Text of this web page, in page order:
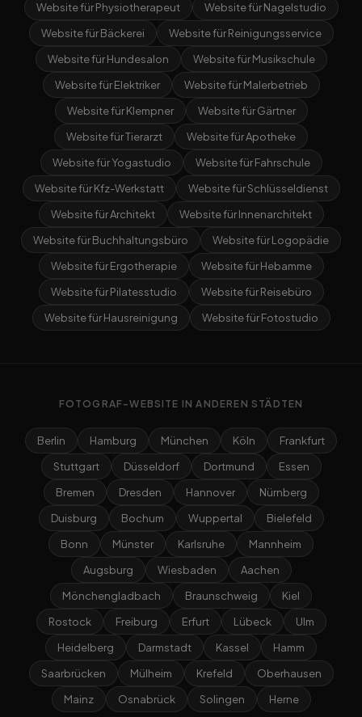
Website für Physiotherapeut
Website für Nagelstudio
Website für Bäckerei
Website für Reinigungsservice
Website für Hundesalon
Website für Musikschule
Website für Elektriker
Website für Malerbetrieb
Website für Klempner
Website für Gärtner
Website für Tierarzt
Website für Apotheke
Website für Yogastudio
Website für Fahrschule
Website für Kfz-Werkstatt
Website für Schlüsseldienst
Website für Architekt
Website für Innenarchitekt
Website für Buchhaltungsbüro
Website für Logopädie
Website für Ergotherapie
Website für Hebamme
Website für Pilatesstudio
Website für Reisebüro
Website für Hausreinigung
Website für Fotostudio
FOTOGRAF-WEBSITE IN ANDEREN STÄDTEN
Berlin Hamburg München Köln
Frankfurt
Stuttgart
Düsseldorf Dortmund
Essen
Bremen
Dresden Hannover
Nürnberg
Duisburg
Bochum Wuppertal
Bielefeld
Bonn
Münster Karlsruhe
Mannheim
Augsburg
Wiesbaden
Aachen
Mönchengladbach
Braunschweig
Kiel
Rostock
Freiburg Erfurt Lübeck
Ulm
Heidelberg
Darmstadt Kassel
Hamm
Saarbrücken
Mülheim Krefeld
Oberhausen
Mainz
Osnabrück Solingen Herne